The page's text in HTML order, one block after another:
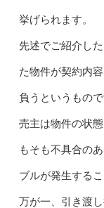
挙げられます。
先述でご紹介し
た物件が契約内
負うというもので
売主は物件の状
もそも不具合の
ブルが発生するこ
万が一、引き渡